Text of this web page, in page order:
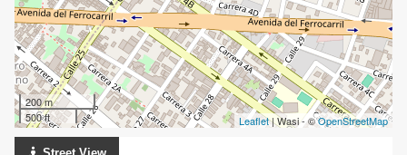
200 m
500 ft
Leaflet| Wasi - ©OpenStreetMap